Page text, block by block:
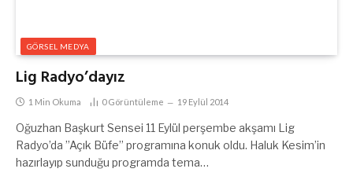
GÖRSEL MEDYA
Lig Radyo’dayız
1 Min Okuma 0Görüntüleme 19 Eylül 2014
Oğuzhan Başkurt Sensei 11 Eylül perşembe akşamı Lig
Radyo’da ”Açık Büfe” programına konuk oldu. Haluk Kesim’in
hazırlayıp sunduğu programda tema…